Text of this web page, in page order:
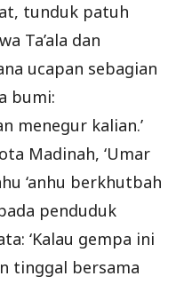
tunduk patuh
Ta’ala dan
ucapan sebagian
bumi:
menegur kalian.’
Madinah, ‘Umar
‘anhu berkhutbah
penduduk
‘Kalau gempa ini
tinggal bersama